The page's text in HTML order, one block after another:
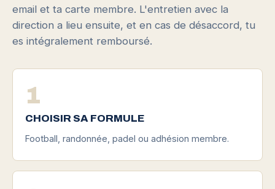
email et ta carte membre. L'entretien avec la
direction a lieu ensuite, et en cas de désaccord, tu
es intégralement remboursé.
1
CHOISIR SA FORMULE
Football, randonnée, padel ou adhésion membre.